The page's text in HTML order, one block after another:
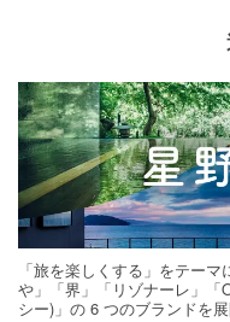
「旅を楽しくする」をテー
や」「界」「リゾナーレ」「
シー)」の 6 つのブランドを